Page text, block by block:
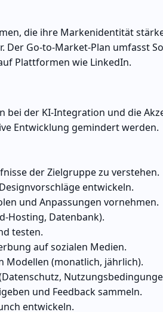
die ihre Markenidentität
Der Go-to-Market-Plan umfasst
Plattformen wie LinkedIn.
der KI-Integration und die
Entwicklung gemindert werden.
der Zielgruppe zu verstehen.
entwickeln.
und Anpassungen vornehmen.
Hosting, Datenbank).
testen.
auf sozialen Medien.
Modellen (monatlich, jährlich).
und Feedback sammeln.
entwickeln.